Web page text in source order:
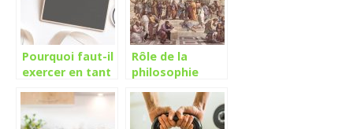
Pourquoi faut-il
exercer en tant
?
Rôle de la
philosophie
quotidien ?